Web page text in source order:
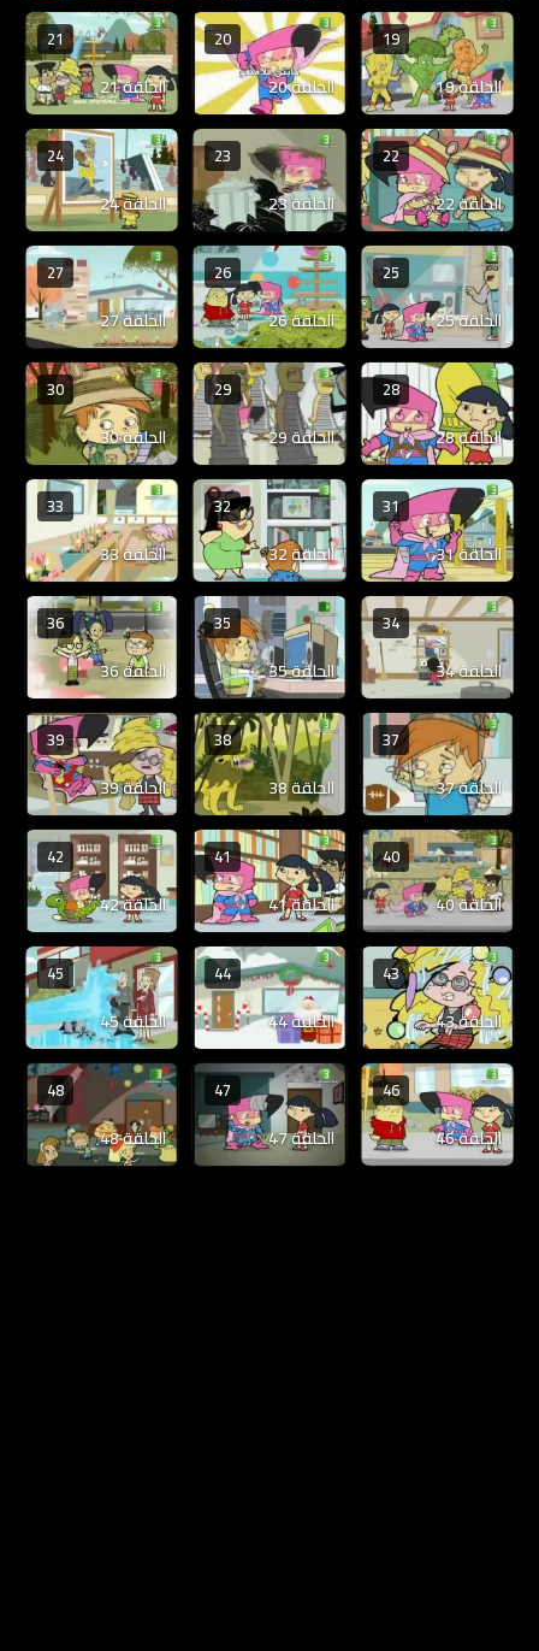
19
الحلقة 19
20
الحلقة 20
21
الحلقة 21
22
الحلقة 22
23
الحلقة 23
24
الحلقة 24
25
الحلقة 25
26
الحلقة 26
27
الحلقة 27
28
الحلقة 28
29
الحلقة 29
30
الحلقة 30
31
الحلقة 31
32
الحلقة 32
33
الحلقة 33
34
الحلقة 34
35
الحلقة 35
36
الحلقة 36
37
الحلقة 37
38
الحلقة 38
39
الحلقة 39
40
الحلقة 40
41
الحلقة 41
42
الحلقة 42
43
الحلقة 43
44
الحلقة 44
45
الحلقة 45
46
الحلقة 46
47
الحلقة 47
48
الحلقة 48